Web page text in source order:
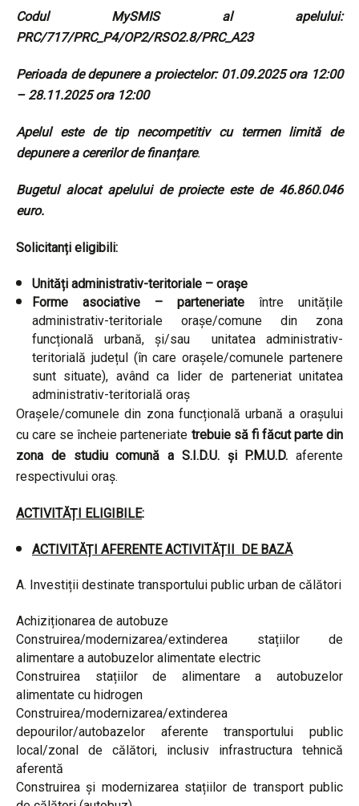
Codul MySMIS al apelului:
PRC/717/PRC_P4/OP2/RSO2.8/PRC_A23
Perioada de depunere a proiectelor: 01.09.2025 ora 12:00
– 28.11.2025 ora 12:00
Apelul este de tip necompetitiv cu termen limită de
depunere a cererilor de finanțare.
Bugetul alocat apelului de proiecte este de 46.860.046
euro.
Solicitanți eligibili:
Unități administrativ-teritoriale – orașe
Forme asociative – parteneriate între unitățile
administrativ-teritoriale orașe/comune din zona
funcțională urbană, și/sau unitatea administrativ-
teritorială județul (în care orașele/comunele partenere
sunt situate), având ca lider de parteneriat unitatea
administrativ-teritorială oraș
Orașele/comunele din zona funcțională urbană a orașului
cu care se încheie parteneriate trebuie să fi făcut parte din
zona de studiu comună a S.I.D.U. și P.M.U.D. aferente
respectivului oraș.
ACTIVITĂȚI ELIGIBILE:
ACTIVITĂȚI AFERENTE ACTIVITĂȚII DE BAZĂ
A. Investiții destinate transportului public urban de călători
Achiziționarea de autobuze
Construirea/modernizarea/extinderea stațiilor de
alimentare a autobuzelor alimentate electric
Construirea stațiilor de alimentare a autobuzelor
alimentate cu hidrogen
Construirea/modernizarea/extinderea
depourilor/autobazelor aferente transportului public
local/zonal de călători, inclusiv infrastructura tehnică
aferentă
Construirea și modernizarea stațiilor de transport public